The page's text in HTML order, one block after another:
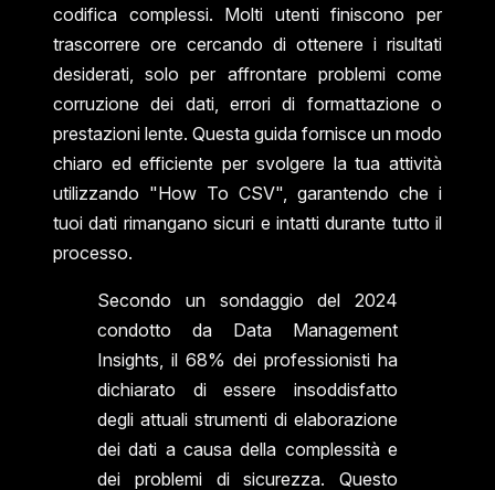
codifica complessi. Molti utenti finiscono per
trascorrere ore cercando di ottenere i risultati
desiderati, solo per affrontare problemi come
corruzione dei dati, errori di formattazione o
prestazioni lente. Questa guida fornisce un modo
chiaro ed efficiente per svolgere la tua attività
utilizzando "How To CSV", garantendo che i
tuoi dati rimangano sicuri e intatti durante tutto il
processo.
Secondo un sondaggio del 2024
condotto da Data Management
Insights, il 68% dei professionisti ha
dichiarato di essere insoddisfatto
degli attuali strumenti di elaborazione
dei dati a causa della complessità e
dei problemi di sicurezza. Questo